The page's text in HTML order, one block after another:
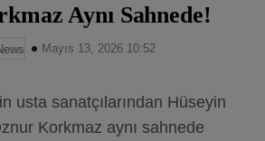
Aynı Sahnede!
Mayıs 13, 2026 10:52
usta sanatçılarından Hüseyin
Korkmaz aynı sahnede